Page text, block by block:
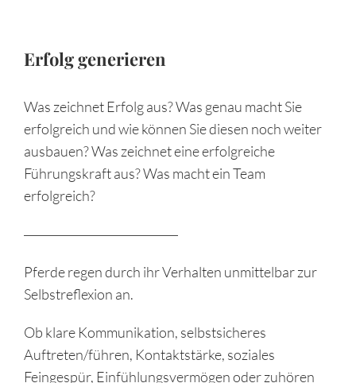
Erfolg generieren
Was zeichnet Erfolg aus? Was genau macht Sie
erfolgreich und wie können Sie diesen noch weiter
ausbauen? Was zeichnet eine erfolgreiche
Führungskraft aus? Was macht ein Team
erfolgreich?
Pferde regen durch ihr Verhalten unmittelbar zur
Selbstreflexion an.
Ob klare Kommunikation, selbstsicheres
Auftreten/führen, Kontaktstärke, soziales
Feingespür, Einfühlungsvermögen oder zuhören